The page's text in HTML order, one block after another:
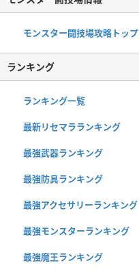
モンスター闘技場攻略トップ
ランキング
ランキング一覧
最新リセマラランキング
最強武器ランキング
最強防具ランキング
最強アクセサリーランキング
最強モンスターランキング
最強魔王ランキング